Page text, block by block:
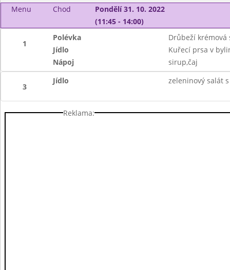
Menu Chod
Pondělí 31. 10. 2022
(11:45 - 14:00)
1
Polévka
Drůbeží krémová
Jídlo
Kuřecí prsa v
Nápoj
sirup,čaj
3
Jídlo zeleninový salát
Reklama: